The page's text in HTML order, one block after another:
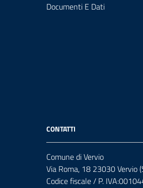
Documenti E Dati
CONTATTI
Comune di Vervio
Via Roma, 18 23030 Vervio
Codice fiscale / P.